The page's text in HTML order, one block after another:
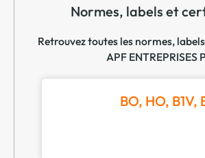
Normes, labels et
Retrouvez toutes les normes,
APF ENTREPRISES
BO, HO, B1V,